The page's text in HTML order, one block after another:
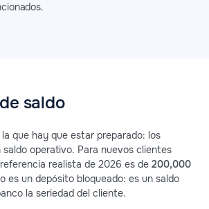
saldo
que hay que estar preparado: los
saldo operativo. Para nuevos clientes
realista de 2026 es de 200,000
es un depósito bloqueado: es un saldo
la seriedad del cliente.